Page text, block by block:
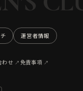
運営者情報
わせ
免責事項